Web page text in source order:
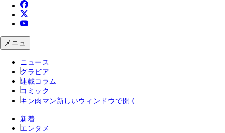
メニュ
ニュース
グラビア
連載コラム
コミック
キン肉マン 新しいウィンドウで開く
新着
エンタメ